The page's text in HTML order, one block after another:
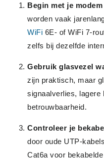
Begin met je
worden vaak
WiFi 6E- of WiFi 7-
zelfs bij dezelfde
Gebruik glasvezel
zijn praktisch, maar
signaalverlies, lagere
betrouwbaarheid.
Controleer je
door oude UTP-
Cat6a voor